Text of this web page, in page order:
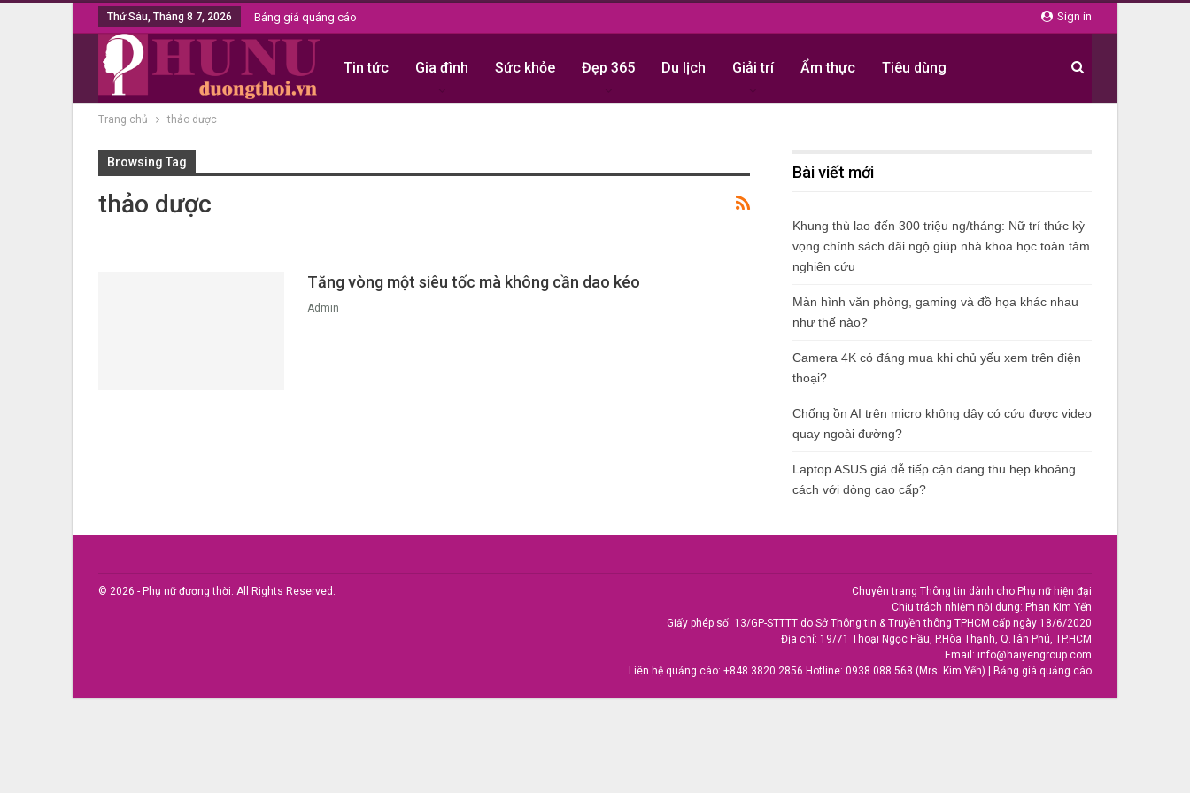
Sign in
Thứ Sáu, Tháng 8 7, 2026 Bảng giá quảng cáo
Tin tức Gia đình Sức khỏe Đẹp 365 Du lịch Giải trí Ẩm thực Tiêu dùng
Trang chủ thảo dược
Browsing Tag
thảo dược
Tăng vòng một siêu tốc mà không cần dao kéo
Admin
Bài viết mới
Khung thù lao đến 300 triệu ng/tháng: Nữ trí thức kỳ
vọng chính sách đãi ngộ giúp nhà khoa học toàn tâm
nghiên cứu
Màn hình văn phòng, gaming và đồ họa khác nhau
như thế nào?
Camera 4K có đáng mua khi chủ yếu xem trên điện
thoại?
Chống ồn AI trên micro không dây có cứu được video
quay ngoài đường?
Laptop ASUS giá dễ tiếp cận đang thu hẹp khoảng
cách với dòng cao cấp?
© 2026 - Phụ nữ đương thời. All Rights Reserved.
Chuyên trang Thông tin dành cho Phụ nữ hiện đại
Chịu trách nhiệm nội dung: Phan Kim Yến
Giấy phép số: 13/GP-STTTT do Sở Thông tin & Truyền thông TPHCM cấp ngày 18/6/2020
Địa chỉ: 19/71 Thoại Ngọc Hầu, P.Hòa Thạnh, Q.Tân Phú, TP.HCM
Email: info@haiyengroup.com
Liên hệ quảng cáo: +848.3820.2856 Hotline: 0938.088.568 (Mrs. Kim Yến) Bảng giá quảng cáo